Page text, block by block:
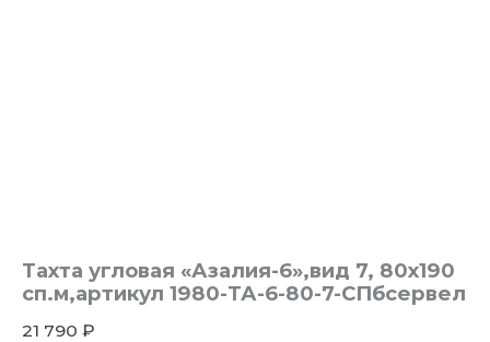
Тахта угловая «Азалия-6»,вид 7, 80х190
сп.м,артикул 1980-ТА-6-80-7-СПбсервел
21 790 ₽